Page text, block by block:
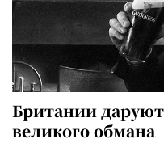
Британии
великого обмана